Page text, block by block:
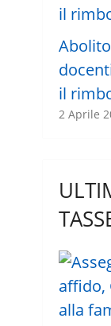
il
2 Aprile